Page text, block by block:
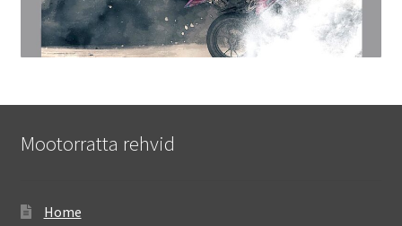
Mootorratta rehvid
Home